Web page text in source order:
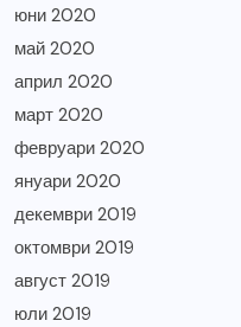
юни 2020
май 2020
април 2020
март 2020
февруари 2020
януари 2020
декември 2019
октомври 2019
август 2019
юли 2019